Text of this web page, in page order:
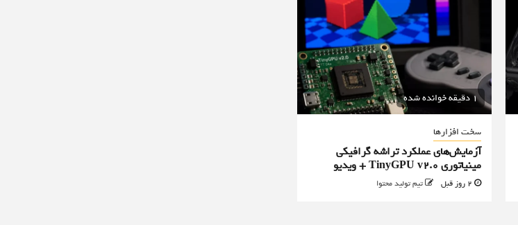
1 دقیقه خوانده شده
سخت افزارها
آزمایش‌های عملکرد تراشه گرافیکی
مینیاتوری TinyGPU v2.0 + ویدیو
تیم تولید محتوا